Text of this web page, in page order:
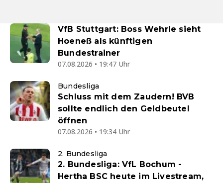
VfB Stuttgart: Boss Wehrle sieht
Hoeneß als künftigen
Bundestrainer
07.08.2026 • 19:47 Uhr
Bundesliga
Schluss mit dem Zaudern! BVB
sollte endlich den Geldbeutel
öffnen
07.08.2026 • 19:34 Uhr
2. Bundesliga
2. Bundesliga: VfL Bochum -
Hertha BSC heute im Livestream,